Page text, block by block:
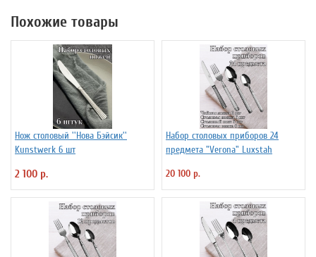
Похожие товары
Нож столовый ''Нова Бэйсик''
Kunstwerk 6 шт
2 100 р.
Набор столовых приборов 24
предмета "Verona" Luxstah
20 100 р.